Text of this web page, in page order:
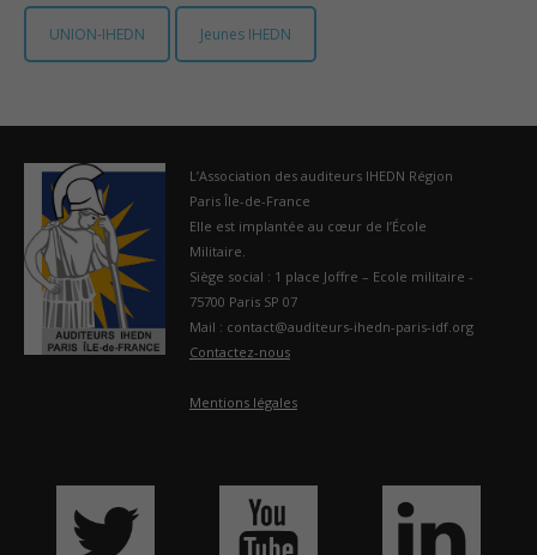
France
UNION-IHEDN Jeunes IHEDN
L’Association des auditeurs IHEDN Région
Paris Île-de-France
Elle est implantée au cœur de l’École
Militaire.
Siège social : 1 place Joffre – Ecole militaire -
75700 Paris SP 07
Mail : contact@auditeurs-ihedn-paris-idf.org
Contactez-nous
Mentions légales